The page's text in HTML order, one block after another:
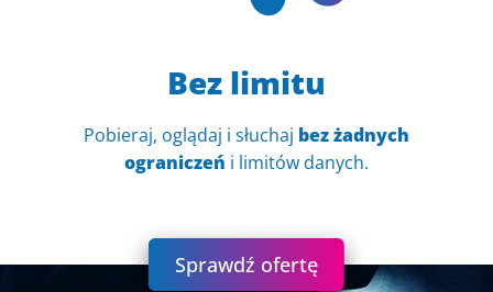
Bez limitu
Pobieraj, oglądaj i słuchaj bez żadnych
ograniczeń i limitów danych.
Sprawdź ofertę